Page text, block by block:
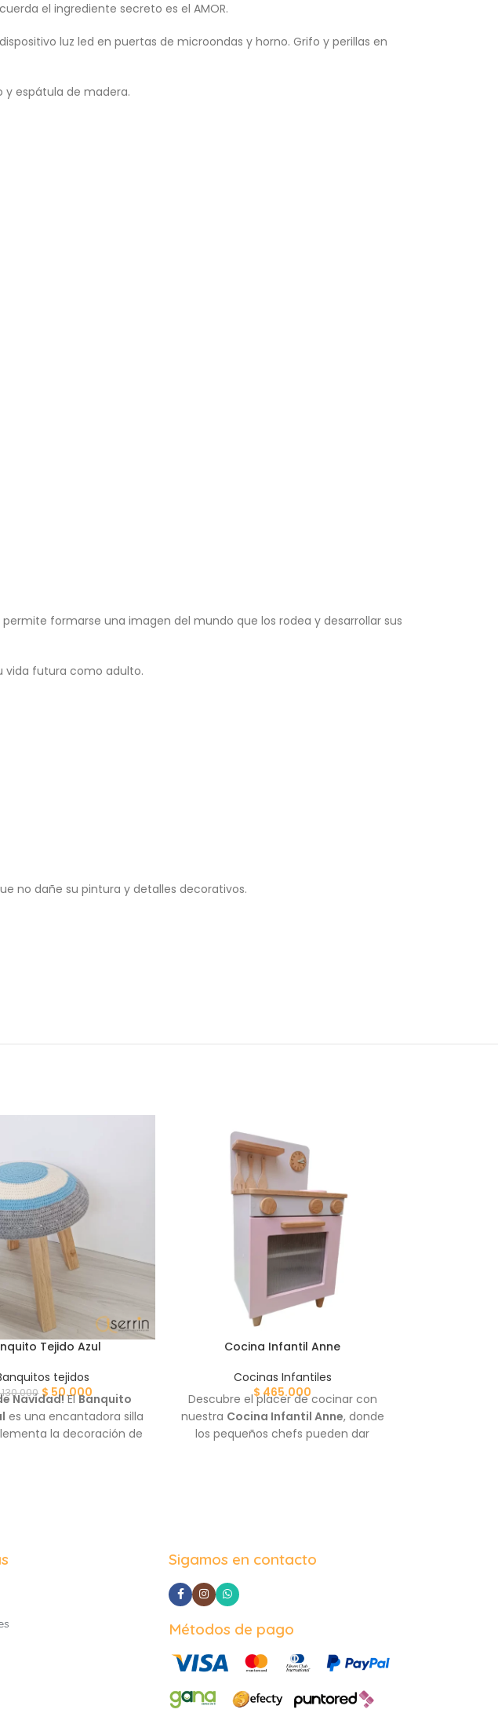
el ingrediente secreto es el AMOR.
luz led en puertas de microondas y horno. Grifo y perillas en
y espátula de madera.
formarse una imagen del mundo que los rodea y desarrollar sus
vida futura como adulto.
no dañe su pintura y detalles decorativos.
Tejido Azul
tejidos
130.000 $ 50.000
Navidad!ElBanquito
es una encantadora silla
la decoración de
Cocina Infantil Anne
Cocinas Infantiles
$ 465.000
Descubre el placer de cocinar con
nuestra Cocina Infantil Anne, donde
los pequeños chefs pueden dar
Sigamos en contacto
Métodos de pago